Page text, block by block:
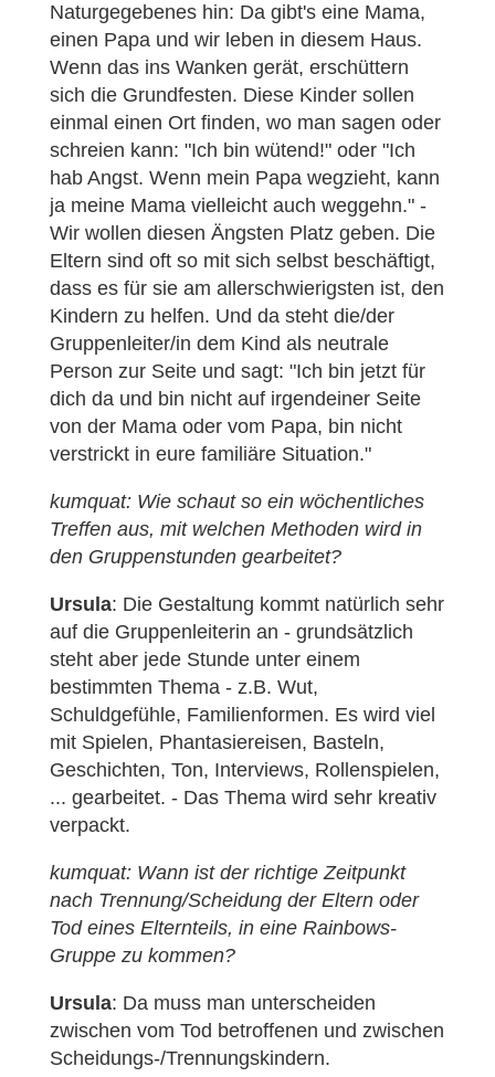
Naturgegebenes hin: Da gibt's eine Mama,
einen Papa und wir leben in diesem Haus.
Wenn das ins Wanken gerät, erschüttern
sich die Grundfesten. Diese Kinder sollen
einmal einen Ort finden, wo man sagen oder
schreien kann: "Ich bin wütend!" oder "Ich
hab Angst. Wenn mein Papa wegzieht, kann
ja meine Mama vielleicht auch weggehn." -
Wir wollen diesen Ängsten Platz geben. Die
Eltern sind oft so mit sich selbst beschäftigt,
dass es für sie am allerschwierigsten ist, den
Kindern zu helfen. Und da steht die/der
Gruppenleiter/in dem Kind als neutrale
Person zur Seite und sagt: "Ich bin jetzt für
dich da und bin nicht auf irgendeiner Seite
von der Mama oder vom Papa, bin nicht
verstrickt in eure familiäre Situation."
kumquat: Wie schaut so ein wöchentliches
Treffen aus, mit welchen Methoden wird in
den Gruppenstunden gearbeitet?
Ursula: Die Gestaltung kommt natürlich sehr
auf die Gruppenleiterin an - grundsätzlich
steht aber jede Stunde unter einem
bestimmten Thema - z.B. Wut,
Schuldgefühle, Familienformen. Es wird viel
mit Spielen, Phantasiereisen, Basteln,
Geschichten, Ton, Interviews, Rollenspielen,
... gearbeitet. - Das Thema wird sehr kreativ
verpackt.
kumquat: Wann ist der richtige Zeitpunkt
nach Trennung/Scheidung der Eltern oder
Tod eines Elternteils, in eine Rainbows-
Gruppe zu kommen?
Ursula: Da muss man unterscheiden
zwischen vom Tod betroffenen und zwischen
Scheidungs-/Trennungskindern.